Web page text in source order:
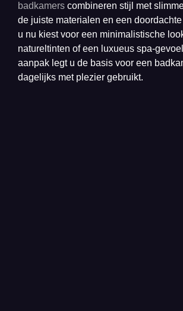
badkamers combineren stijl met
de juiste materialen en een
u nu kiest voor een minimalistische
natureltinten of een luxueus spa-
aanpak legt u de basis voor een
dagelijks met plezier gebruikt.